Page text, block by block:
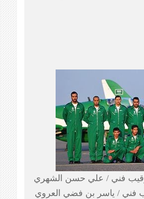
رقيب فني / علي حسن الشهري
فني / ياسر بن فضي العروي